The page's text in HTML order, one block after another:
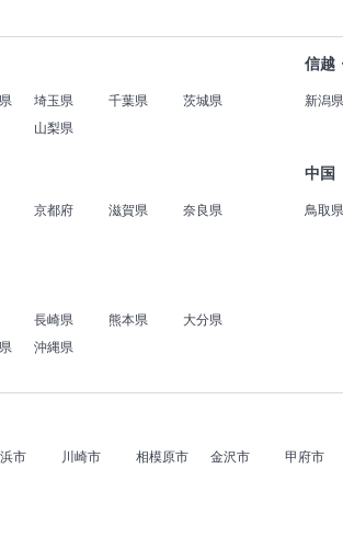
埼玉県 千葉県
茨城県
山梨県
信越
新潟県
京都府 滋賀県
奈良県
中国
鳥取県
長崎県 熊本県
大分県
沖縄県
市 川崎市 相模原市 金沢市 甲府市